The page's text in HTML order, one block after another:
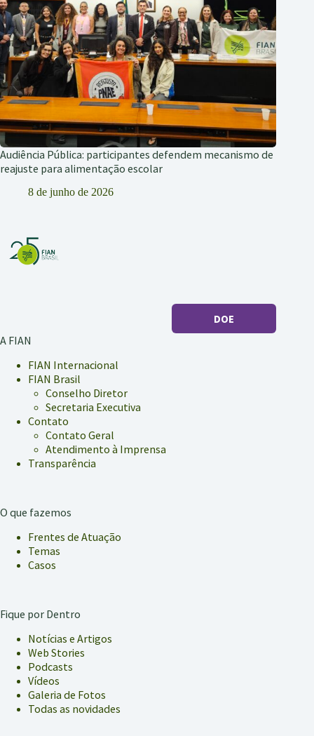
Audiência Pública: participantes defendem mecanismo de
reajuste para alimentação escolar
8 de junho de 2026
DOE
A FIAN
FIAN Internacional
FIAN Brasil
Conselho Diretor
Secretaria Executiva
Contato
Contato Geral
Atendimento à Imprensa
Transparência
O que fazemos
Frentes de Atuação
Temas
Casos
Fique por Dentro
Notícias e Artigos
Web Stories
Podcasts
Vídeos
Galeria de Fotos
Todas as novidades